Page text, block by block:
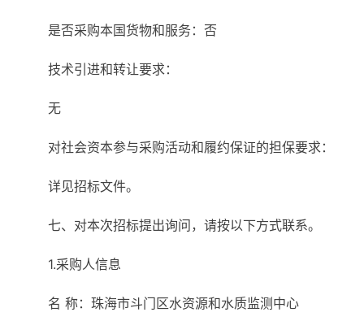
是否采购本国货物和服务：否
技术引进和转让要求：
无
对社会资本参与采购活动和履约保证的担保要求：
详见招标文件。
七、对本次招标提出询问，请按以下方式联系。
1.采购人信息
名 称：珠海市斗门区水资源和水质监测中心